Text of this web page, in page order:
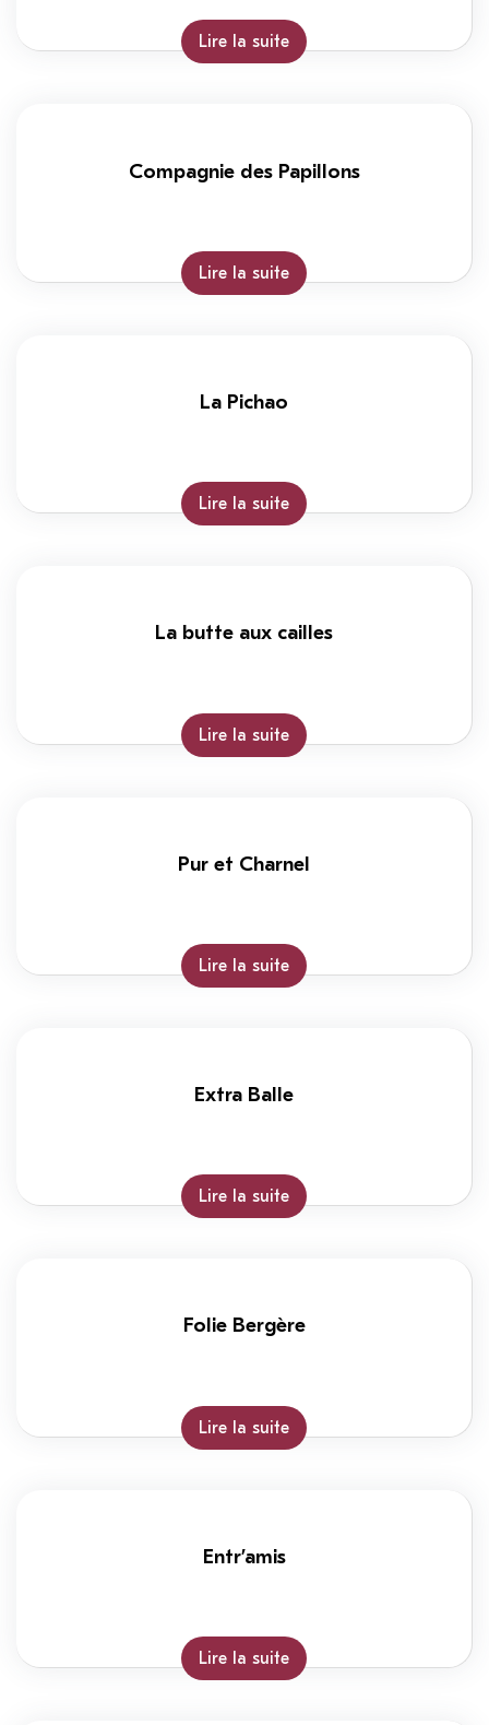
Lire la suite
Compagnie des Papillons
Lire la suite
La Pichao
Lire la suite
La butte aux cailles
Lire la suite
Pur et Charnel
Lire la suite
Extra Balle
Lire la suite
Folie Bergère
Lire la suite
Entr’amis
Lire la suite